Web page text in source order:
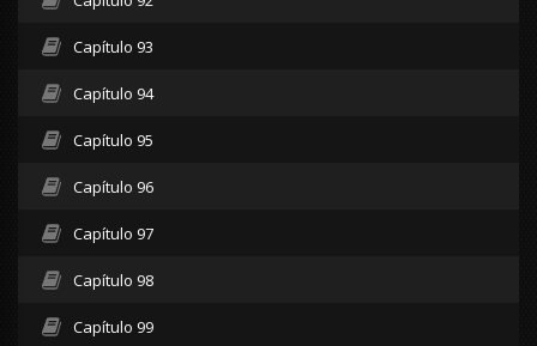
Capítulo 93
Capítulo 94
Capítulo 95
Capítulo 96
Capítulo 97
Capítulo 98
Capítulo 99